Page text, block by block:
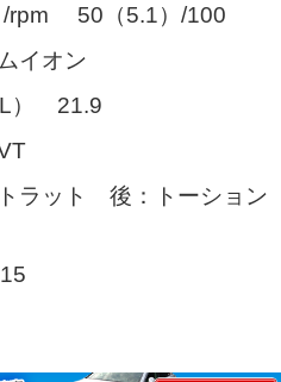
/rpm 50（5.1）/100
イオン
L） 21.9
ラット 後：トーション